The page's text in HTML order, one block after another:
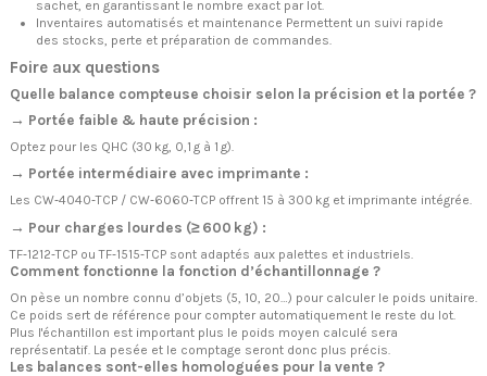
sachet, en garantissant le nombre exact par lot.
Inventaires automatisés et maintenance Permettent un suivi rapide
des stocks, perte et préparation de commandes.
Foire aux questions
Quelle balance compteuse choisir selon la précision et la portée ?
→ Portée faible & haute précision :
Optez pour les QHC (30 kg, 0,1 g à 1 g).
→ Portée intermédiaire avec imprimante :
Les CW‑4040‑TCP / CW‑6060‑TCP offrent 15 à 300 kg et imprimante intégrée.
→ Pour charges lourdes (≥ 600 kg) :
TF‑1212‑TCP ou TF‑1515‑TCP sont adaptés aux palettes et industriels.
Comment fonctionne la fonction d’échantillonnage ?
On pèse un nombre connu d’objets (5, 10, 20…) pour calculer le poids unitaire.
Ce poids sert de référence pour compter automatiquement le reste du lot.
Plus l'échantillon est important plus le poids moyen calculé sera
représentatif. La pesée et le comptage seront donc plus précis.
Les balances sont-elles homologuées pour la vente ?